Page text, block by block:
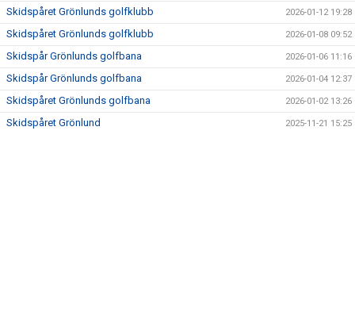
Skidspåret Grönlunds golfklubb 2026-01-12 19:28
Skidspåret Grönlunds golfklubb 2026-01-08 09:52
Skidspår Grönlunds golfbana 2026-01-06 11:16
Skidspår Grönlunds golfbana 2026-01-04 12:37
Skidspåret Grönlunds golfbana 2026-01-02 13:26
Skidspåret Grönlund 2025-11-21 15:25